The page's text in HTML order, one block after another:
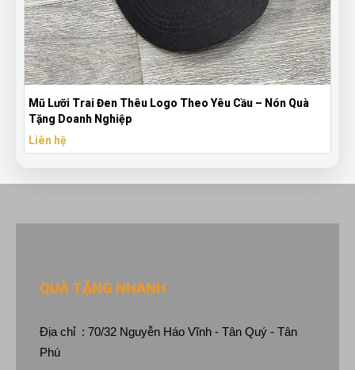
Mũ Lưỡi Trai Đen Thêu Logo Theo Yêu Cầu – Nón Quà
Tặng Doanh Nghiệp
Liên hệ
QUÀ TẶNG NHANH
Địa chỉ : 70/32 Nguyễn Háo Vĩnh - Tân Quý - Tân
Phú